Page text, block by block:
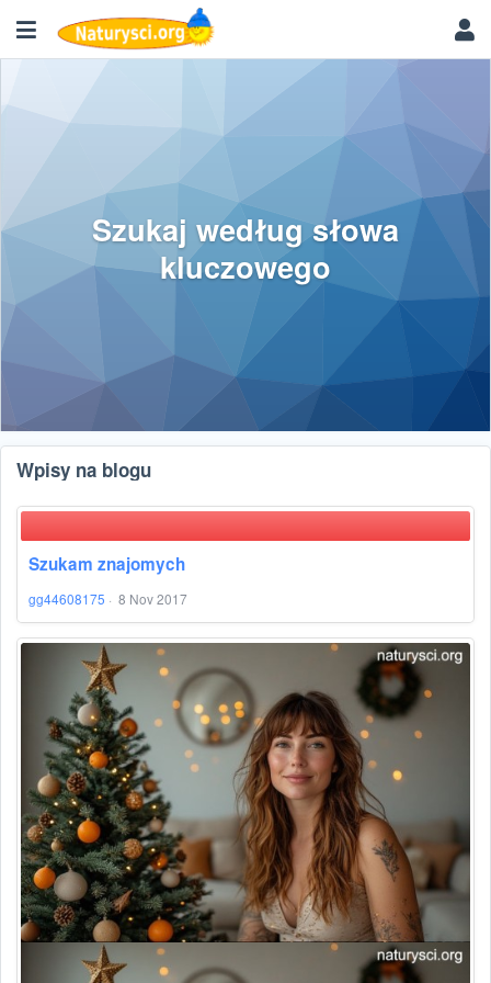
Szukaj według słowa
kluczowego
Wpisy na blogu
Szukam znajomych
gg44608175 · 8 Nov 2017